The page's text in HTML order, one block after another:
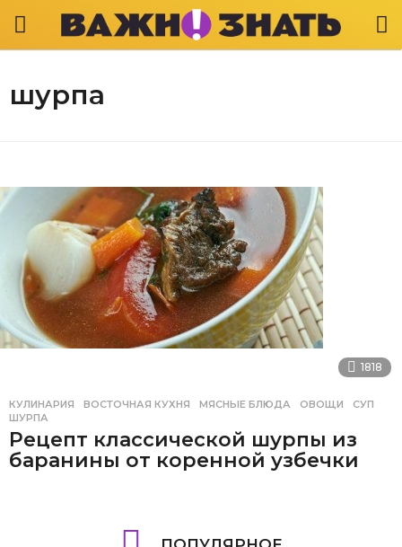
шурпа
1818
КУЛИНАРИЯ ВОСТОЧНАЯ КУХНЯ ,МЯСНЫЕ БЛЮДА ,ОВОЩИ ,СУП
ШУРПА
Рецепт классической шурпы из
баранины от коренной узбечки